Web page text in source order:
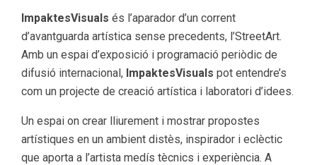
ImpaktesVisuals és l’aparador d’un corrent
d’avantguarda artística sense precedents, l’StreetArt.
Amb un espai d’exposició i programació periòdic de
difusió internacional, ImpaktesVisuals pot entendre’s
com un projecte de creació artística i laboratori d’idees.
Un espai on crear lliurement i mostrar propostes
artístiques en un ambient distès, inspirador i eclèctic
que aporta a l’artista medís tècnics i experiència. A